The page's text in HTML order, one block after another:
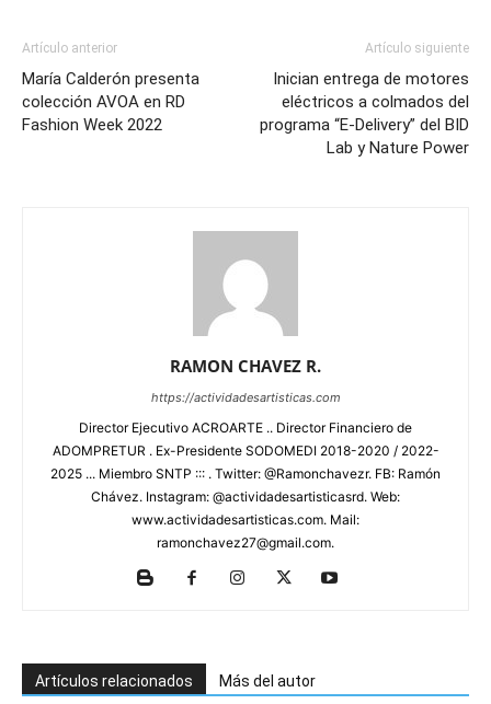
Artículo anterior
María Calderón presenta
colección AVOA en RD
Fashion Week 2022
Artículo siguiente
Inician entrega de motores
eléctricos a colmados del
programa “E-Delivery” del BID
Lab y Nature Power
RAMON CHAVEZ R.
https://actividadesartisticas.com
Director Ejecutivo ACROARTE .. Director Financiero de
ADOMPRETUR . Ex-Presidente SODOMEDI 2018-2020 / 2022-
2025 ... Miembro SNTP ::: . Twitter: @Ramonchavezr. FB: Ramón
Chávez. Instagram: @actividadesartisticasrd. Web:
www.actividadesartisticas.com. Mail:
ramonchavez27@gmail.com.
Artículos relacionados Más del autor